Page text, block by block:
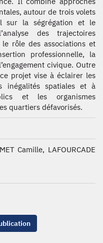
autour de trois volets
sur la ségrégation et le
des trajectoires
rôle des associations et
professionnelle, la
civique. Outre
projet vise à éclairer les
inégalités spatiales et à
et les organismes
quartiers défavorisés.
Camille, LAFOURCADE